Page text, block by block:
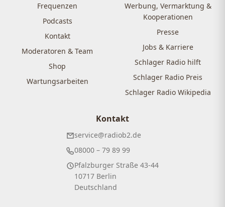
Frequenzen
Podcasts
Kontakt
Moderatoren & Team
Shop
Wartungsarbeiten
Werbung, Vermarktung &
Kooperationen
Presse
Jobs & Karriere
Schlager Radio hilft
Schlager Radio Preis
Schlager Radio Wikipedia
Kontakt
service@radiob2.de
08000 – 79 89 99
Pfalzburger Straße 43-44
10717 Berlin
Deutschland